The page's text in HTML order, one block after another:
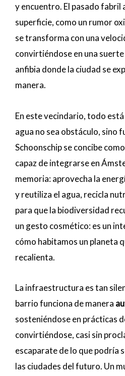
y encuentro. El pasado fabril
superficie, como un rumor
se transforma con una
convirtiéndose en una
anfibia donde la ciudad se
manera.
En este vecindario, todo
agua no sea obstáculo, sino
Schoonschip se concibe como
capaz de integrarse en
memoria: aprovecha la
y reutiliza el agua, recicla
para que la biodiversidad
un gesto cosmético: es un
cómo habitamos un planeta
recalienta.
La infraestructura es tan
barrio funciona de manera
sosteniéndose en prácticas
convirtiéndose, casi sin
escaparate de lo que podría
las ciudades del futuro. Un